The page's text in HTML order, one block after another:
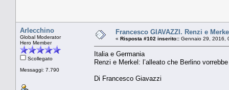
Arlecchino
Global Moderator
Hero Member
Scollegato
Messaggi: 7.790
Francesco GIAVAZZI. Renzi e
« Risposta #102 inserito:: Gennaio 29, 2016,
Italia e Germania
Renzi e Merkel: l’alleato che Berlino vorrebbe
Di Francesco Giavazzi